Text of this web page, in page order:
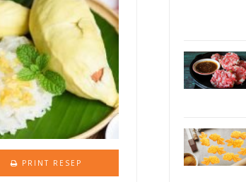
PRINT RESEP